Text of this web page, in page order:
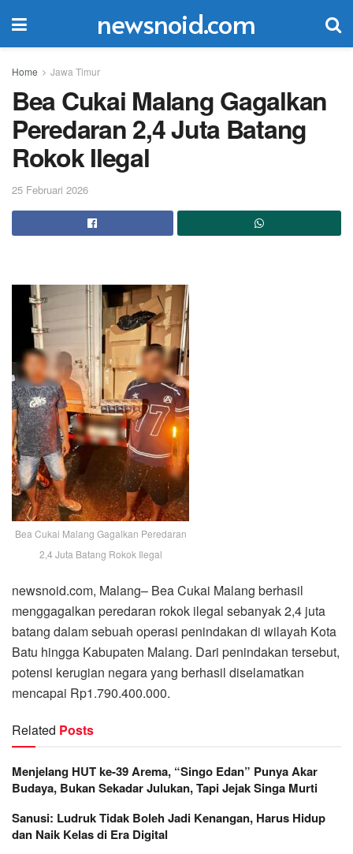
newsnoid.com
Home Jawa Timur
Bea Cukai Malang Gagalkan
Peredaran 2,4 Juta Batang
Rokok Ilegal
25 Februari 2026
Bea Cukai Malang Gagalkan Peredaran
2,4 Juta Batang Rokok Ilegal
newsnoid.com, Malang– Bea Cukai Malang berhasil
menggagalkan peredaran rokok ilegal sebanyak 2,4 juta
batang dalam sebuah operasi penindakan di wilayah Kota
Batu hingga Kabupaten Malang. Dari penindakan tersebut,
potensi kerugian negara yang berhasil diselamatkan
mencapai Rp1.790.400.000.
Related Posts
Menjelang HUT ke-39 Arema, “Singo Edan” Punya Akar
Budaya, Bukan Sekadar Julukan, Tapi Jejak Singa Murti
Sanusi: Ludruk Tidak Boleh Jadi Kenangan, Harus Hidup
dan Naik Kelas di Era Digital